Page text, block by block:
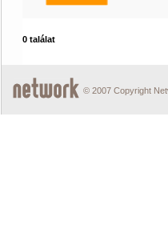
0 találat
© 2007 Copyright